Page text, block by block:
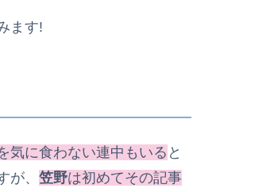
ます!
気に食わない連中もいる と
が、 笠野は初めてその記事